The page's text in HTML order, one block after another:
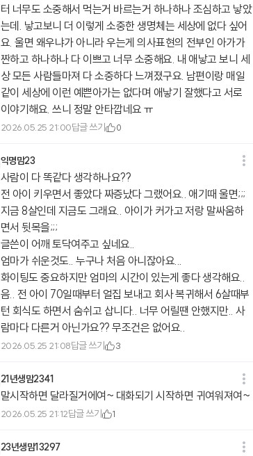
터 너무도 소중해서 먹는거 바르는거 하나하나 조심하고 낳았
는데. 낳고보니 더 이렇게 소중한 생명체는 세상에 없다 싶어
요. 울면 왜우냐가 아니라 우는게 의사표현의 전부인 아가가
짠하고 하나하나 다 이쁘고 너무 소중해요. 내 애낳고 보니 세
상 모든 사람들마져 다 소중하다 느껴졌구요. 남편이랑 매일
같이 세상에 이런 예쁜아가는 없다며 애낳기 잘했다고 서로
이야기해요. 쓰니 정말 안타깝네요 ㅠ
2026.05.25 21:00답글 쓰기 0
익명맘23
사람이 다 똑같다 생각하나요??
전 아이 키우면서 좋았다 짜증났다 그랬어요.. 애기때 울면;;;
지금 8살인데 지금도 그래요.. 아이가 커가고 저랑 말싸움하
면서 뒷목을;;;
글쓴이 어깨 토닥여주고 싶네요..
엄마가 쉬운것도.. 누구나 처음 아니잖아요...
화이팅도 중요하지만 엄마의 시간이 있는게 좋다 생각해요..
음.. 전 아이 70일때부터 얼집 보내고 회사 복귀해서 6살때부
턴 회식도 하면서 숨쉬고 삽니다.. 너무 어릴땐 안했지만.. 사
람마다 다른거 아닌가요?? 무조건은 없어요..
2026.05.25 21:08답글 쓰기 3
21년생맘2341
말시작하면 달라질거에여~ 대화되기 시작하면 귀여워져여~
2026.05.25 21:12답글 쓰기 1
23년생맘13297